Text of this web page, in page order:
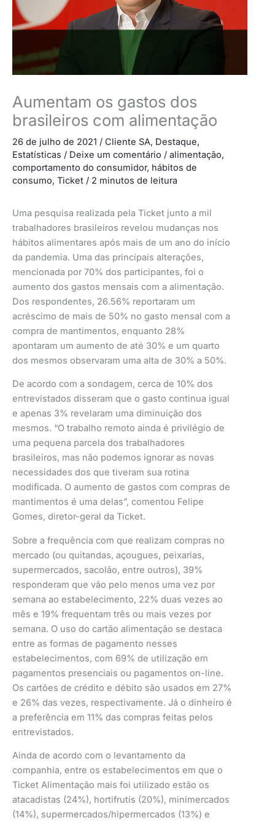
Aumentam os gastos dos
brasileiros com alimentação
26 de julho de 2021 / Cliente SA, Destaque,
Estatísticas / Deixe um comentário / alimentação,
comportamento do consumidor, hábitos de
consumo, Ticket / 2 minutos de leitura
Uma pesquisa realizada pela Ticket junto a mil
trabalhadores brasileiros revelou mudanças nos
hábitos alimentares após mais de um ano do início
da pandemia. Uma das principais alterações,
mencionada por 70% dos participantes, foi o
aumento dos gastos mensais com a alimentação.
Dos respondentes, 26.56% reportaram um
acréscimo de mais de 50% no gasto mensal com a
compra de mantimentos, enquanto 28%
apontaram um aumento de até 30% e um quarto
dos mesmos observaram uma alta de 30% a 50%.
De acordo com a sondagem, cerca de 10% dos
entrevistados disseram que o gasto continua igual
e apenas 3% revelaram uma diminuição dos
mesmos. “O trabalho remoto ainda é privilégio de
uma pequena parcela dos trabalhadores
brasileiros, mas não podemos ignorar as novas
necessidades dos que tiveram sua rotina
modificada. O aumento de gastos com compras de
mantimentos é uma delas”, comentou Felipe
Gomes, diretor-geral da Ticket.
Sobre a frequência com que realizam compras no
mercado (ou quitandas, açougues, peixarias,
supermercados, sacolão, entre outros), 39%
responderam que vão pelo menos uma vez por
semana ao estabelecimento, 22% duas vezes ao
mês e 19% frequentam três ou mais vezes por
semana. O uso do cartão alimentação se destaca
entre as formas de pagamento nesses
estabelecimentos, com 69% de utilização em
pagamentos presenciais ou pagamentos on-line.
Os cartões de crédito e débito são usados em 27%
e 26% das vezes, respectivamente. Já o dinheiro é
a preferência em 11% das compras feitas pelos
entrevistados.
Ainda de acordo com o levantamento da
companhia, entre os estabelecimentos em que o
Ticket Alimentação mais foi utilizado estão os
atacadistas (24%), hortifrutis (20%), minimercados
(14%), supermercados/hipermercados (13%) e